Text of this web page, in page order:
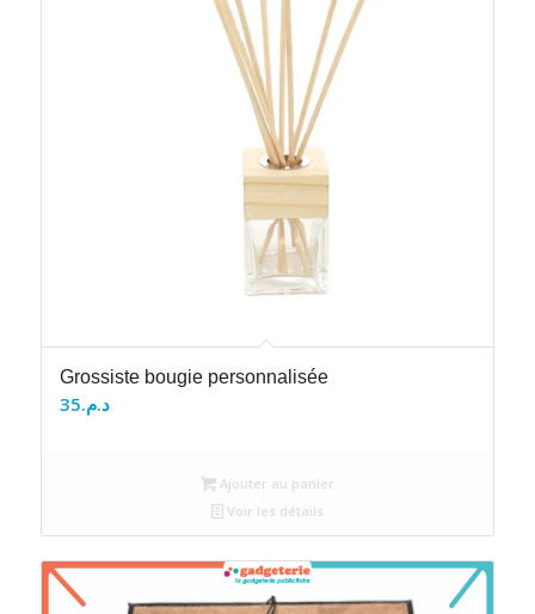
Grossiste bougie personnalisée
د.م.35
Ajouter au panier
Voir les détails